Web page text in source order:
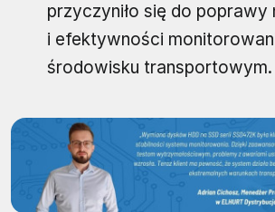
przyczyniło się do poprawy
i efektywności
środowisku transportowym.